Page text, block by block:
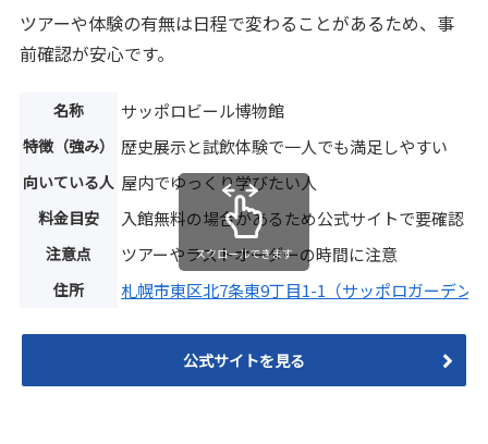
ツアーや体験の有無は日程で変わることがあるため、事
前確認が安心です。
名称 サッポロビール博物館
特徴（強み） 歴史展示と試飲体験で一人でも満足しやすい
向いている人 屋内でゆっくり学びたい人
料金目安 入館無料の場合があるため公式サイトで要確認
注意点 ツアーやラストオーダーの時間に注意
住所 札幌市東区北7条東9丁目1-1（サッポロガーデン
スクロールできます
公式サイトを見る